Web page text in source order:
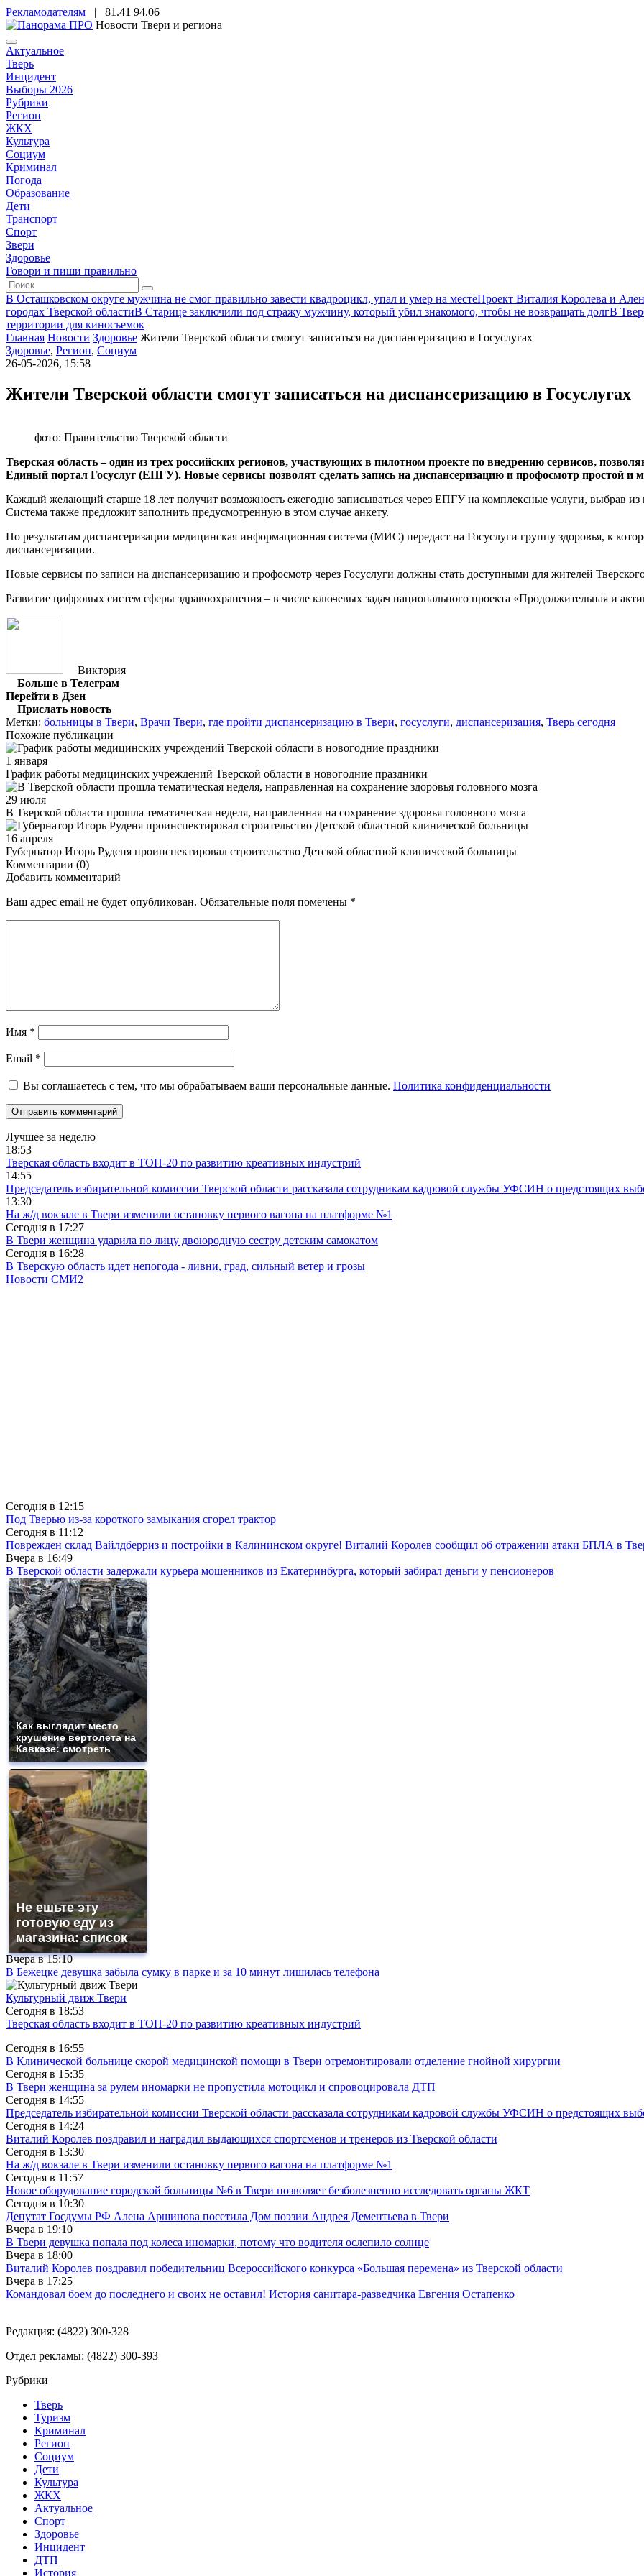
Рекламодателям | 81.41 94.06
Новости Твери и региона
Актуальное
Тверь
Инцидент
Выборы 2026
Рубрики
Регион
ЖКХ
Культура
Социум
Криминал
Погода
Образование
Дети
Транспорт
Спорт
Звери
Здоровье
Говори и пиши правильно
В Осташковском округе мужчина не смог правильно завести квадроцикл, упал и умер на местеПроект Виталия Королева и
городах Тверской областиВ Старице заключили под стражу мужчину, который убил знакомого, чтобы не возвращать долгВ
территории для киносъемок
Главная Новости Здоровье Жители Тверской области смогут записаться на диспансеризацию в Госуслугах
Здоровье, Регион, Социум
26-05-2026, 15:58
Жители Тверской области смогут записаться на диспансеризацию в Госуслугах
фото: Правительство Тверской области
Тверская область – один из трех российских регионов, участвующих в пилотном проекте по внедрению сервисов,
Единый портал Госуслуг (ЕПГУ). Новые сервисы позволят сделать запись на диспансеризацию и профосмотр простой и
Каждый желающий старше 18 лет получит возможность ежегодно записываться через ЕПГУ на комплексные услуги, выбрав из
Система также предложит заполнить предусмотренную в этом случае анкету.
По результатам диспансеризации медицинская информационная система (МИС) передаст на Госуслуги группу здоровья, к
диспансеризации.
Новые сервисы по записи на диспансеризацию и профосмотр через Госуслуги должны стать доступными для жителей
Развитие цифровых систем сферы здравоохранения – в числе ключевых задач национального проекта «Продолжительная и
Виктория
Больше в Телеграм
Перейти в Дзен
Прислать новость
Метки: больницы в Твери, Врачи Твери, где пройти диспансеризацию в Твери, госуслуги, диспансеризация, Тверь сегодня
Похожие публикации
1 января
График работы медицинских учреждений Тверской области в новогодние праздники
29 июля
В Тверской области прошла тематическая неделя, направленная на сохранение здоровья головного мозга
16 апреля
Губернатор Игорь Руденя проинспектировал строительство Детской областной клинической больницы
Комментарии (0)
Добавить комментарий
Ваш адрес email не будет опубликован. Обязательные поля помечены *
Имя *
Email *
Вы соглашаетесь с тем, что мы обрабатываем ваши персональные данные. Политика конфиденциальности
Лучшее за неделю
18:53
Тверская область входит в ТОП-20 по развитию креативных индустрий
14:55
Председатель избирательной комиссии Тверской области рассказала сотрудникам кадровой службы УФСИН о предстоящих
13:30
На ж/д вокзале в Твери изменили остановку первого вагона на платформе №1
Сегодня в 17:27
В Твери женщина ударила по лицу двоюродную сестру детским самокатом
Сегодня в 16:28
В Тверскую область идет непогода - ливни, град, сильный ветер и грозы
Новости СМИ2
Сегодня в 12:15
Под Тверью из-за короткого замыкания сгорел трактор
Сегодня в 11:12
Поврежден склад Вайлдберриз и постройки в Калининском округе! Виталий Королев сообщил об отражении атаки БПЛА в
Вчера в 16:49
В Тверской области задержали курьера мошенников из Екатеринбурга, который забирал деньги у пенсионеров
Как выглядит место
крушение вертолета на
Кавказе: смотреть
Не ешьте эту
готовую еду из
магазина: список
Вчера в15:10
В Бежецке девушка забыла сумку в парке и за 10 минут лишилась телефона
Культурный движ Твери
Сегодня в 18:53
Тверская область входит в ТОП-20 по развитию креативных индустрий
Сегодня в 16:55
В Клинической больнице скорой медицинской помощи в Твери отремонтировали отделение гнойной хирургии
Сегодня в 15:35
В Твери женщина за рулем иномарки не пропустила мотоцикл и спровоцировала ДТП
Сегодня в 14:55
Председатель избирательной комиссии Тверской области рассказала сотрудникам кадровой службы УФСИН о предстоящих
Сегодня в 14:24
Виталий Королев поздравил и наградил выдающихся спортсменов и тренеров из Тверской области
Сегодня в 13:30
На ж/д вокзале в Твери изменили остановку первого вагона на платформе №1
Сегодня в 11:57
Новое оборудование городской больницы №6 в Твери позволяет безболезненно исследовать органы ЖКТ
Сегодня в 10:30
Депутат Госдумы РФ Алена Аршинова посетила Дом поэзии Андрея Дементьева в Твери
Вчера в 19:10
В Твери девушка попала под колеса иномарки, потому что водителя ослепило солнце
Вчера в 18:00
Виталий Королев поздравил победительниц Всероссийского конкурса «Большая перемена» из Тверской области
Вчера в 17:25
Командовал боем до последнего и своих не оставил! История санитара-разведчика Евгения Остапенко
Редакция: (4822) 300-328
Отдел рекламы: (4822) 300-393
Рубрики
Тверь
Туризм
Криминал
Регион
Социум
Дети
Культура
ЖКХ
Актуальное
Спорт
Здоровье
Инцидент
ДТП
История